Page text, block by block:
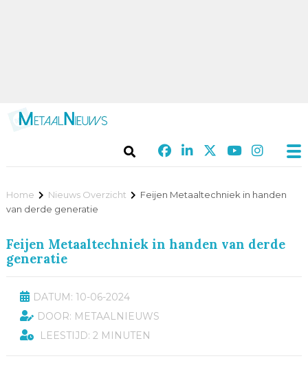
Home Nieuws Overzicht
Feijen Metaaltechniek in handen
van derde generatie
Feijen Metaaltechniek in handen van derde
generatie
DATUM: 10-06-2024
DOOR: METAALNIEUWS
LEESTIJD: 2 MINUTEN